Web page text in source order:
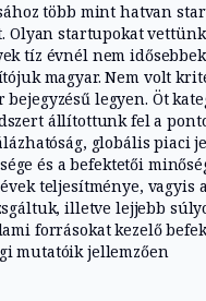
több mint hatvan
Olyan startupokat vettünk
tíz évnél nem
magyar. Nem volt
bejegy­zésű legyen. Öt
állítottunk fel a
globális piaci
és a befektetői
teljesítménye, vagyis
illetve lejjebb
forrásokat kezelő
mutatóik jellemzően